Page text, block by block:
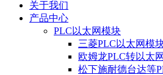
关于我们
产品中心
PLC以太网模块
三菱PLC以太网模
欧姆龙PLC转以太
松下施耐德台达等